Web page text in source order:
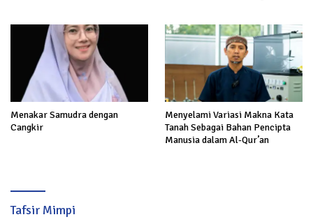
Menakar Samudra dengan
Cangkir
Menyelami Variasi Makna Kata
Tanah Sebagai Bahan Pencipta
Manusia dalam Al-Qur’an
Tafsir Mimpi